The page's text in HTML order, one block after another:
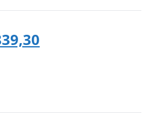
kr. 839,30.